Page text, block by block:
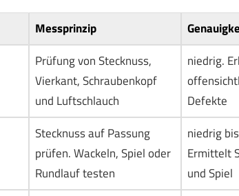
Messprinzip
Prüfung von Stecknuss,
Vierkant, Schraubenkopf
und Luftschlauch
niedrig.
Defekte
Stecknuss auf Passung
prüfen. Wackeln, Spiel oder
Rundlauf testen
niedrig
Ermittelt
und Spiel